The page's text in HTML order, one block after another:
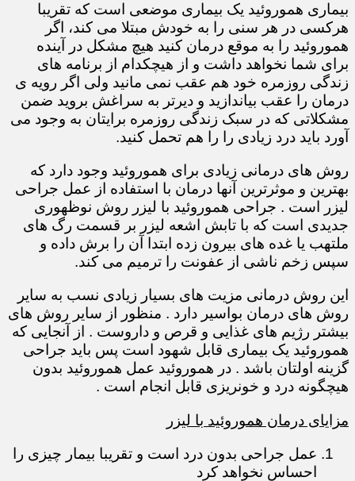
بیماری هموروئید یک بیماری موضعی است که تقریبا
هرکسی در هر سنی را به خودش مبتلا می کند، اگر
هموروئید را به موقع درمان کنید هیچ مشکل در آینده
برای شما نخواهد داشت و از هیچکدام از برنامه های
زندگی روزمره خود هم عقب نمی مانید ولی اگر رویه ی
درمان را عقب بیاندازید و دیرتر به سراغش بروید ضمن
مشکلاتی که در سبک زندگی روزمره برایتان به وجود می
آورد باید درد زیادی را را هم تحمل کنید.
روش های درمانی زیادی برای هموروئید وجود دارد که
بهترین و موثرترین آنها درمان با استفاده از عمل جراحی
لیزر است . جراحی هموروئید با لیزر روش نوظهوری
جدیدی است که با تابش اشعه لیزر بر قسمت رگ های
ملتهب یا غده های بیرون زده ابتدا آن را برش داده و
سپس زخم ناشی از عفونت را ترمیم می کند.
این روش درمانی مزیت های بسیار زیادی نسب به سایر
روش های درمان بواسیر دارد . منظور از سایر روش های
بیشتر رژیم های غذایی و قرص و داروست . از آنجایی که
هموروئید یک بیماری قابل شهود است پس باید جراحی
گزینه اولتان باشد . در هموروئید عمل هموروئید بدون
هیچگونه درد و خونریزی قابل انجام است .
مزایای درمان هموروئید با لیزر
عمل جراحی بدون درد است و تقریبا بیمار چیزی را
احساس نخواهد کرد